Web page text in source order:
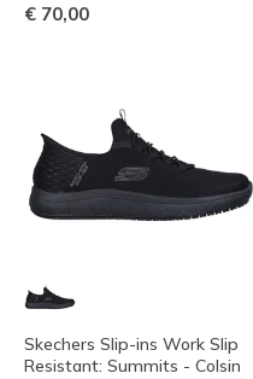
€ 70,00
Skechers Slip-ins Work Slip
Resistant: Summits - Colsin